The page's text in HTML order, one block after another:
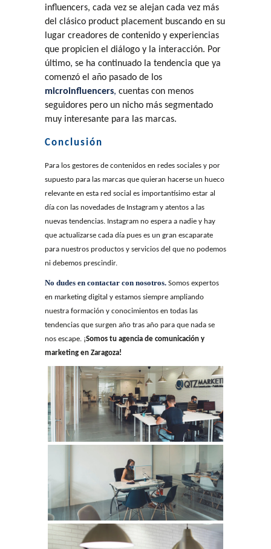
influencers, cada vez se alejan cada vez más
del clásico product placement buscando en su
lugar creadores de contenido y experiencias
que propicien el diálogo y la interacción. Por
último, se ha continuado la tendencia que ya
comenzó el año pasado de los
microinfluencers, cuentas con menos
seguidores pero un nicho más segmentado
muy interesante para las marcas.
Conclusión
Para los gestores de contenidos en redes sociales y por
supuesto para las marcas que quieran hacerse un hueco
relevante en esta red social es importantísimo estar al
día con las novedades de Instagram y atentos a las
nuevas tendencias. Instagram no espera a nadie y hay
que actualizarse cada día pues es un gran escaparate
para nuestros productos y servicios del que no podemos
ni debemos prescindir.
No dudes en contactar con nosotros. Somos expertos
en marketing digital y estamos siempre ampliando
nuestra formación y conocimientos en todas las
tendencias que surgen año tras año para que nada se
nos escape. ¡Somos tu agencia de comunicación y
marketing en Zaragoza!